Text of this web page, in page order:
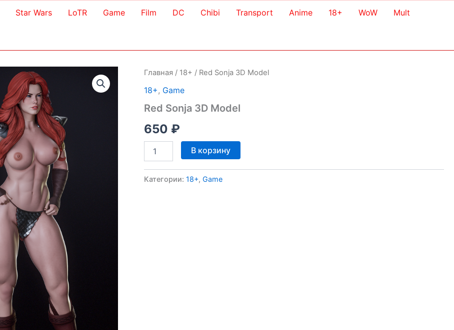
Star Wars LoTR Game Film DC Chibi Transport Anime 18+ WoW Mult
Главная / 18+ / Red Sonja 3D Model
18+ , Game
Red Sonja 3D Model
650 ₽
Количество
товара
Sonja
В корзину
Категории:18+,Game